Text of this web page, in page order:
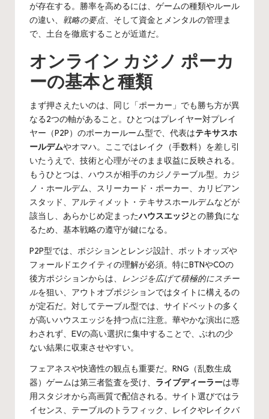
が存在する。勝率を高めるには、ゲームの種類やルール
の違い、 戦略の要点、そして資金とメンタルの管理ま
で、土台を徹底することが近道だ。
オンライン カジノ ポーカ
ーの基本と種類
まず押さえたいのは、同じ「ポーカー」でも勝ち方が異
なる2つの軸があること。ひとつはプレイヤー対プレイ
ヤー（P2P）のポーカールーム型で、代表はテキサスホ
ールデムやオマハ。ここではレイク（手数料）を差し引
いたうえで、技術と心理がそのまま収益に反映される。
もうひとつは、ハウスが相手のカジノテーブル型。カジ
ノ・ホールデム、スリーカード・ポーカー、カリビアン
スタッド、アルティメット・テキサスホールデムなどが
該当し、あらかじめ定まったハウスエッジとの勝負にな
るため、基本戦略の遵守が鍵になる。
P2P型では、ポジションとレンジ設計、ポットオッズや
フォールドエクイティの理解が必須。特にBTNやCOの
後方ポジションからは、
レンジを広げて積極的にスチー
ルを狙い、アウトオブポジションではタイトに構えるの
が定石だ。対してテーブル型では、サイドベットの多く
が高いハウスエッジを持つ点に注意。華やかな演出に惑
わされず、EVの高い選択に集中することで、ぶれの少
ない結果に収束させやすい。
フェアネスや快適性の観点も重要だ。RNG（乱数生成
器）ゲームは第三者監査を受け、 ライブディーラーは専
用スタジオから高画質で配信される。サイト選びではラ
イセンス、テーブルのトラフィック、レイクやレイクバ